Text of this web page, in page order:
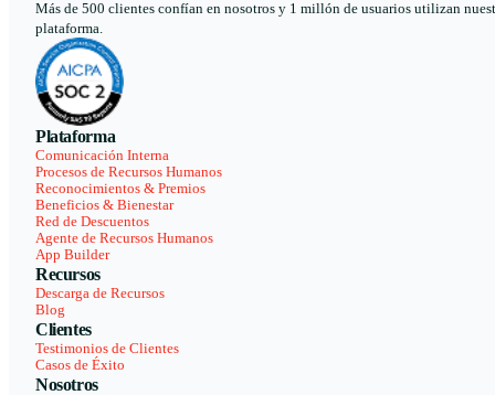
Más de 500 clientes confían en nosotros y 1 millón de usuarios utilizan
plataforma.
Plataforma
Comunicación Interna
Procesos de Recursos Humanos
Reconocimientos & Premios
Beneficios & Bienestar
Red de Descuentos
Agente de Recursos Humanos
App Builder
Recursos
Descarga de Recursos
Blog
Clientes
Testimonios de Clientes
Casos de Éxito
Nosotros